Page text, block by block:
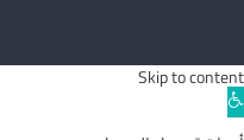
Skip to content
Open
toolbar